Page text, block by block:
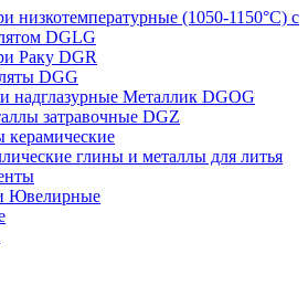
низкотемпературные (1050-1150°С) с
DGLG
Раку DGR
DGG
надглазурные Металлик DGOG
затравочные DGZ
керамические
глины и металлы для литья
Ювелирные